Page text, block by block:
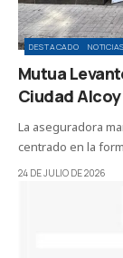
DESTACADO NOTICIAS
Mutua
Ciudad
La aseguradora
centrado en la
24 DE JULIO DE 2026